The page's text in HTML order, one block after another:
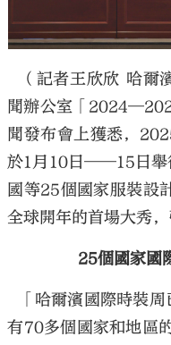
（記者王欣欣 哈爾
聞辦公室「
聞發布會上獲悉，
於1月10日——15日舉
國等25個國家服裝設
全球開年的首場大秀，
25個國家國
「哈爾濱國際時裝周
有70多個國家和地區